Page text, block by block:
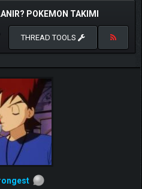
POKEMON TAKIMI
THREAD TOOLS